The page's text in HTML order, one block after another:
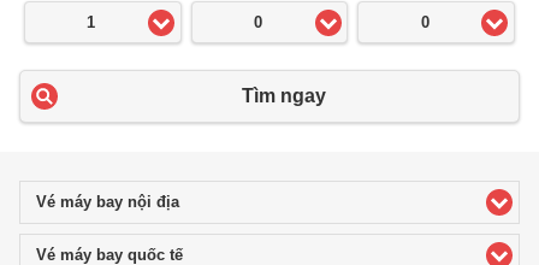
1 0 0
Tìm ngay
Vé máy bay nội địaclick to expand contents
Vé máy bay quốc tếclick to expand contents